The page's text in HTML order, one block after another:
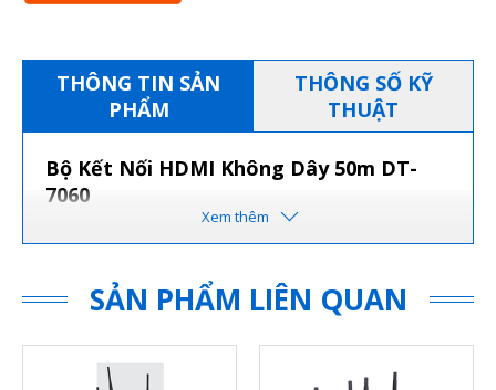
THÔNG TIN SẢN
PHẨM
THÔNG SỐ KỸ
THUẬT
Bộ Kết Nối HDMI Không Dây 50m DT-
7060
SẢN PHẨM LIÊN QUAN